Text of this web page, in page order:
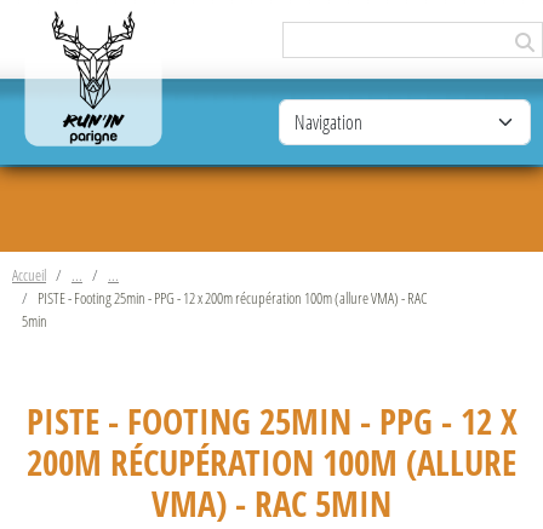
Accueil
PISTE - Footing 25min - PPG - 12 x 200m récupération 100m (allure VMA) - RAC
5min
PISTE - FOOTING 25MIN - PPG - 12 X
200M RÉCUPÉRATION 100M (ALLURE
VMA) - RAC 5MIN
Panneau de gestion des cookies